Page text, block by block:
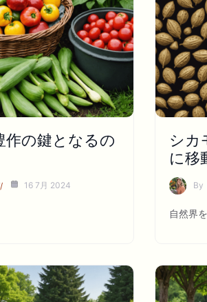
作の鍵となるの
16 7月 2024
シカ
に移
By
自然界